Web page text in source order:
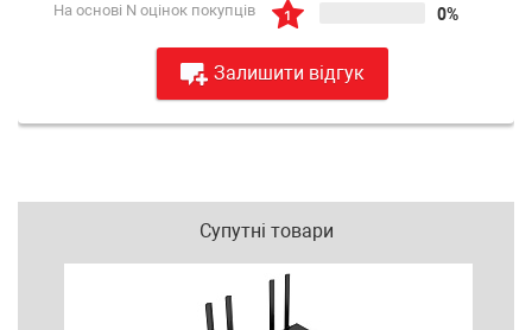
На основі N оцінок покупців
0%
Залишити відгук
Супутні товари